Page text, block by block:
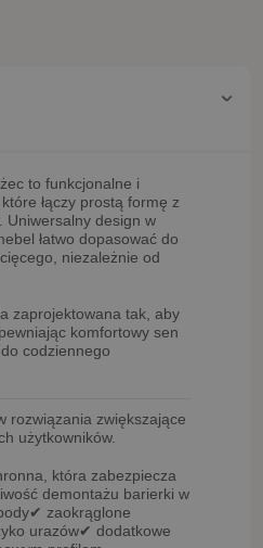
to funkcjonalne i
łączy prostą formę z
Uniwersalny design w
łatwo dopasować do
niezależnie od
zaprojektowana tak, aby
komfortowy sen
codziennego
rozwiązania zwiększające
użytkowników.
, która zabezpiecza
demontażu barierki w
✔ zaokrąglone
urazów✔ dodatkowe